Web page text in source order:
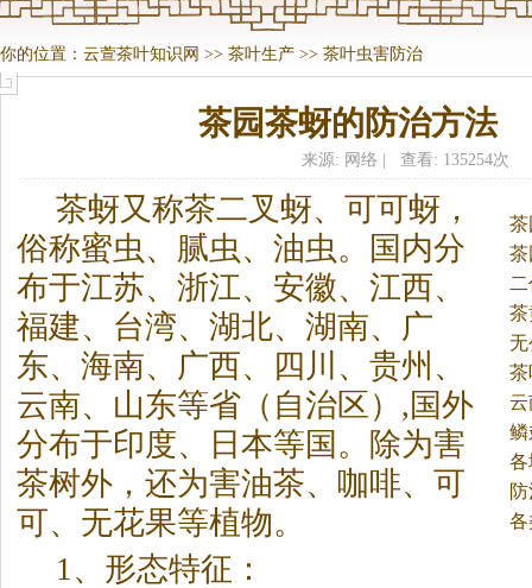
你的位置： 云萱茶叶知识网 >> 茶叶生产 >> 茶叶虫害防治
茶园茶蚜的防治方法
来源: 网络 | 查看: 135254次
技
法
茶蚜又称茶二叉蚜、可可蚜，
俗称蜜虫、腻虫、油虫。
国内分
布于江苏、浙江、安徽、江西、
福建、台湾、湖北、湖南、广
东、海南、广西、四川、贵州、
云南、山东等省（自治区）,国外
分布于印度、日本等国。除为害
茶树外，还为害油茶、咖啡、可
可、无花果等植物。
1、形态特征：